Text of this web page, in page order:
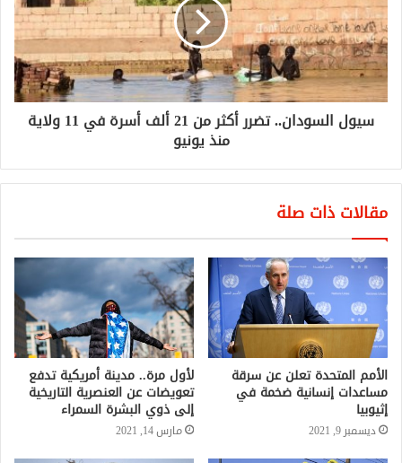
سيول السودان.. تضرر أكثر من 21 ألف أسرة في 11 ولاية
منذ يونيو
مقالات ذات صلة
الأمم المتحدة تعلن عن سرقة
مساعدات إنسانية ضخمة في
إثيوبيا
ديسمبر 9, 2021
لأول مرة.. مدينة أمريكية تدفع
تعويضات عن العنصرية التاريخية
إلى ذوي البشرة السمراء
مارس 14, 2021